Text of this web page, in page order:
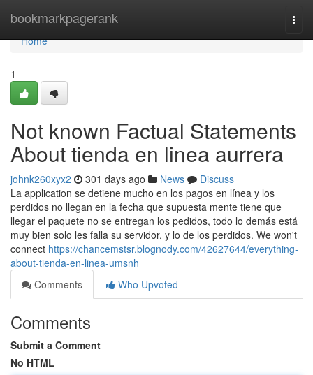
bookmarkpagerank
Home
Home
1
Not known Factual Statements
About tienda en linea aurrera
johnk260xyx2 301 days ago News
Discuss
La application se detiene mucho en los pagos en línea y los
perdidos no llegan en la fecha que supuesta mente tiene que
llegar el paquete no se entregan los pedidos, todo lo demás está
muy bien solo les falla su servidor, y lo de los perdidos. We won't
connect https://chancemstsr.blognody.com/42627644/everything-
about-tienda-en-linea-umsnh
Comments
Who Upvoted
Comments
Submit a Comment
No HTML